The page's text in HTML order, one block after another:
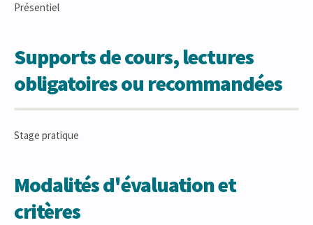
Présentiel
Supports de cours, lectures
obligatoires ou recommandées
Stage pratique
Modalités d'évaluation et
critères